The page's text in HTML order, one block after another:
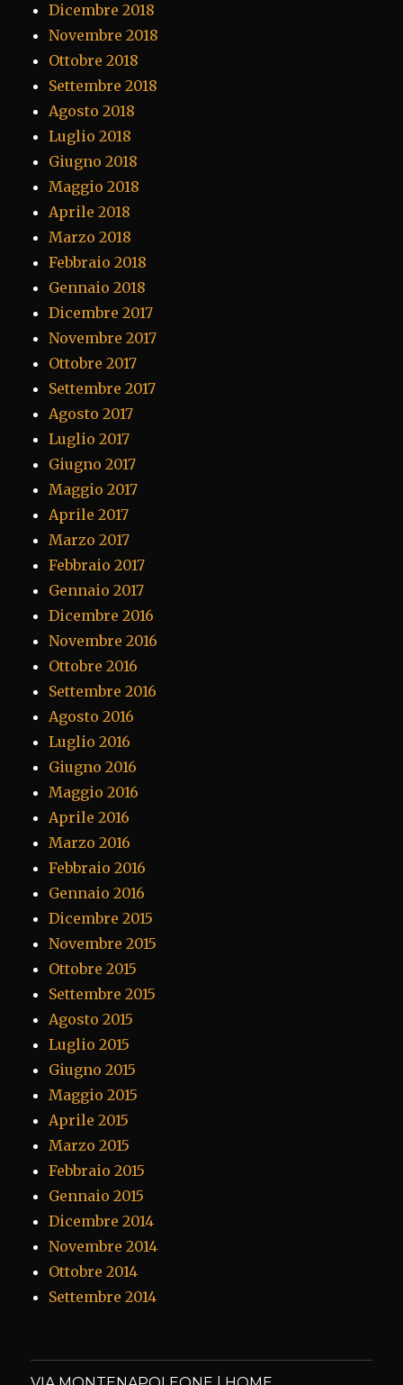
Dicembre 2018
Novembre 2018
Ottobre 2018
Settembre 2018
Agosto 2018
Luglio 2018
Giugno 2018
Maggio 2018
Aprile 2018
Marzo 2018
Febbraio 2018
Gennaio 2018
Dicembre 2017
Novembre 2017
Ottobre 2017
Settembre 2017
Agosto 2017
Luglio 2017
Giugno 2017
Maggio 2017
Aprile 2017
Marzo 2017
Febbraio 2017
Gennaio 2017
Dicembre 2016
Novembre 2016
Ottobre 2016
Settembre 2016
Agosto 2016
Luglio 2016
Giugno 2016
Maggio 2016
Aprile 2016
Marzo 2016
Febbraio 2016
Gennaio 2016
Dicembre 2015
Novembre 2015
Ottobre 2015
Settembre 2015
Agosto 2015
Luglio 2015
Giugno 2015
Maggio 2015
Aprile 2015
Marzo 2015
Febbraio 2015
Gennaio 2015
Dicembre 2014
Novembre 2014
Ottobre 2014
Settembre 2014